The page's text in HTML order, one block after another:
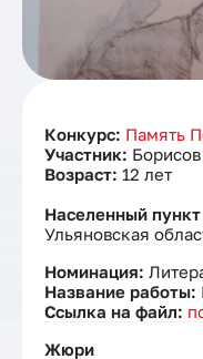
Конкурс: Память
Участник:
Возраст: 12 лет
Населенный
Ульяновская
Номинация:
Название работы:
Ссылка на файл:
Жюри